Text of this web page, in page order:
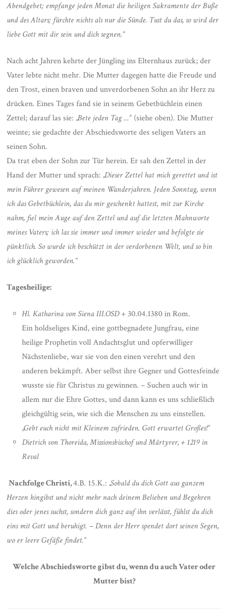
Abendgebet; empfange jeden Monat die heiligen Sakramente der Buße
und des Altars; fürchte nichts als nur die Sünde. Tust du das, so wird der
liebe Gott mit dir sein und dich segnen.“
Nach acht Jahren kehrte der Jüngling ins Elternhaus zurück; der
Vater lebte nicht mehr. Die Mutter dagegen hatte die Freude und
den Trost, einen braven und unverdorbenen Sohn an ihr Herz zu
drücken. Eines Tages fand sie in seinem Gebetbüchlein einen
Zettel; darauf las sie:„Bete jeden Tag …“ (siehe oben). Die Mutter
weinte; sie gedachte der Abschiedsworte des seligen Vaters an
seinen Sohn.
Da trat eben der Sohn zur Tür herein. Er sah den Zettel in der
Hand der Mutter und sprach:„Dieser Zettel hat mich gerettet und ist
mein Führer gewesen auf meinen Wanderjahren. Jeden Sonntag, wenn
ich das Gebetbüchlein, das du mir geschenkt hattest, mit zur Kirche
nahm, fiel mein Auge auf den Zettel und auf die letzten Mahnworte
meines Vaters; ich las sie immer und immer wieder und befolgte sie
pünktlich. So wurde ich beschützt in der verdorbenen Welt, und so bin
ich glücklich geworden.“
Tagesheilige:
Hl. Katharina von Siena III.OSD+ 30.04.1380 in Rom.
Ein holdseliges Kind, eine gottbegnadete Jungfrau, eine
heilige Prophetin voll Andachtsglut und opferwilliger
Nächstenliebe, war sie von den einen verehrt und den
anderen bekämpft. Aber selbst ihre Gegner und Gottesfeinde
wusste sie für Christus zu gewinnen. – Suchen auch wir in
allem nur die Ehre Gottes, und dann kann es uns schließlich
gleichgültig sein, wie sich die Menschen zu uns einstellen.
„Gebt euch nicht mit Kleinem zufrieden. Gott erwartet Großes!“
Dietrich von Thoreida, Missionsbischof und Märtyrer, + 1219 in
Reval
Nachfolge Christi,4.B. 15.K.:„Sobald du dich Gott aus ganzem
Herzen hingibst und nicht mehr nach deinem Belieben und Begehren
dies oder jenes suchst, sondern dich ganz auf ihn verlässt, fühlst du dich
eins mit Gott und beruhigt. – Denn der Herr spendet dort seinen Segen,
wo er leere Gefäße findet.“
Welche Abschiedsworte gibst du, wenn du auch Vater oder
Mutter bist?